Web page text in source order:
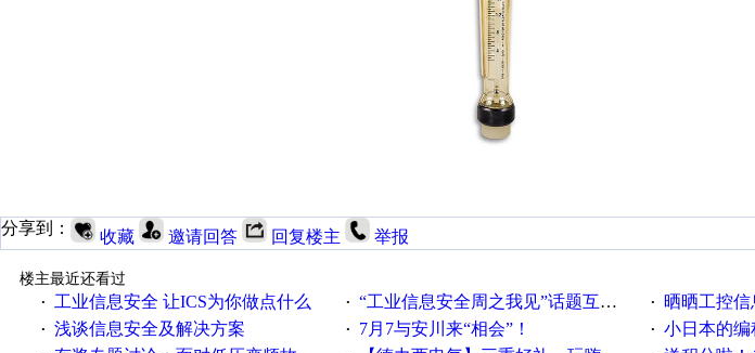
分享到： 收藏 邀请回答 回复楼主 举报
楼主最近还看过
·
工业信息安全 让ICS为你做点什么 · “工业信息安全周之我见”话题互动获奖名单发布公告 · 晒晒工控
· 浅谈信息安全及解决方案 · 7月7与安川来“相会”！ · 小日本的编